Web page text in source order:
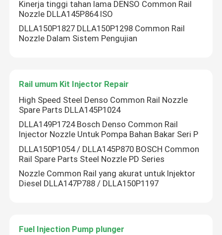
Common Rail Injector Test Bench
Fuel Pump Test Bench
Diesel Injector Shims
Common Rail Injector Tools
Rail Nozzle umum
Kinerja tinggi tahan lama DENSO Common Rail
Nozzle DLLA145P864 ISO
DLLA150P1827 DLLA150P1298 Common Rail
Nozzle Dalam Sistem Pengujian
Rail umum Kit Injector Repair
High Speed Steel Denso Common Rail Nozzle
Spare Parts DLLA145P1024
DLLA149P1724 Bosch Denso Common Rail
Injector Nozzle Untuk Pompa Bahan Bakar Seri P
DLLA150P1054 / DLLA145P870 BOSCH Common
Rail Spare Parts Steel Nozzle PD Series
Nozzle Common Rail yang akurat untuk Injektor
Diesel DLLA147P788 / DLLA150P1197
Fuel Injection Pump plunger